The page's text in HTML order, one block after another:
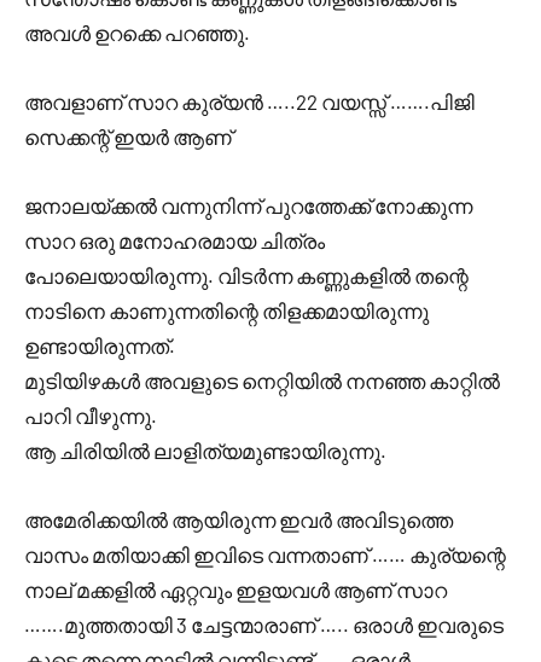
അവൾ ഉറക്കെ പറഞ്ഞു.
അവളാണ് സാറ കുര്യൻ …..22 വയസ്സ് …….പിജി
സെക്കന്റ് ഇയർ ആണ്
ജനാലയ്ക്കൽ വന്നുനിന്ന് പുറത്തേക്ക് നോക്കുന്ന
സാറ ഒരു മനോഹരമായ ചിത്രം
പോലെയായിരുന്നു. വിടർന്ന കണ്ണുകളിൽ തന്റെ
നാടിനെ കാണുന്നതിന്റെ തിളക്കമായിരുന്നു
ഉണ്ടായിരുന്നത്.
മുടിയിഴകൾ അവളുടെ നെറ്റിയിൽ നനഞ്ഞ കാറ്റിൽ
പാറി വീഴുന്നു.
ആ ചിരിയിൽ ലാളിത്യമുണ്ടായിരുന്നു.
അമേരിക്കയിൽ ആയിരുന്ന ഇവർ അവിടുത്തെ
വാസം മതിയാക്കി ഇവിടെ വന്നതാണ് …… കുര്യന്റെ
നാല് മക്കളിൽ ഏറ്റവും ഇളയവൾ ആണ് സാറ
…….മുത്തതായി 3 ചേട്ടന്മാരാണ് ….. ഒരാൾ ഇവരുടെ